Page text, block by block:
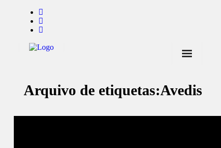
Notícias
Arquivo de etiquetas:Avedis